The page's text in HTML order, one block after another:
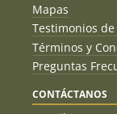
Mapas
Testimonios
Términos y
Preguntas
CONTÁCTANOS